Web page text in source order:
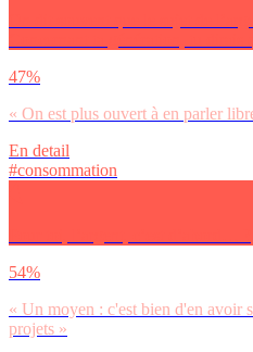
47%
« On est plus ouvert à en parler
En detail
#consommation
54%
« Un moyen : c'est bien d'en avoir
projets »